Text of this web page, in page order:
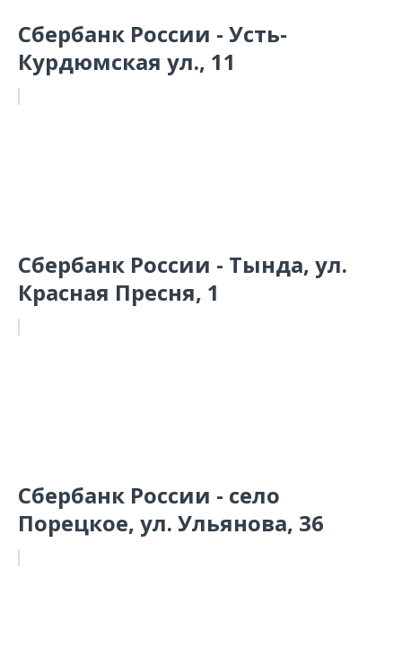
Сбербанк России - Усть-
Курдюмская ул., 11
Сбербанк России - Тында, ул.
Красная Пресня, 1
Сбербанк России - село
Порецкое, ул. Ульянова, 36